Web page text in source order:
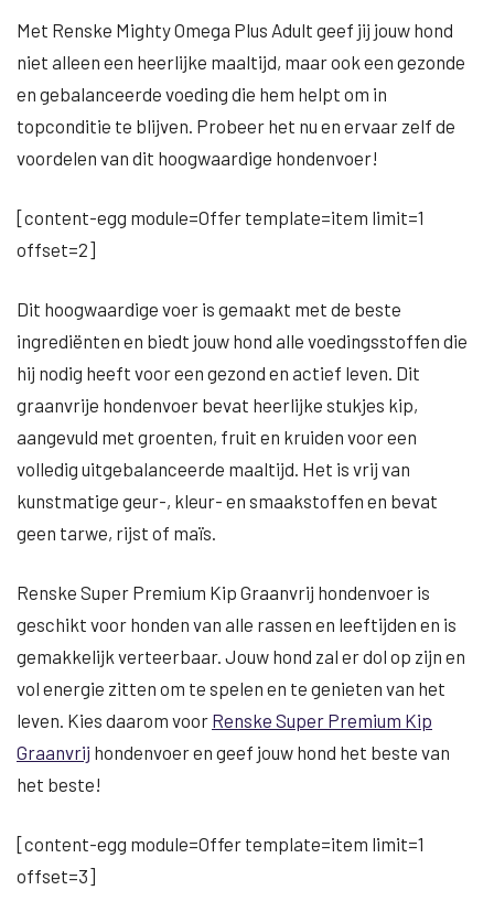
Met Renske Mighty Omega Plus Adult geef jij jouw hond
niet alleen een heerlijke maaltijd, maar ook een gezonde
en gebalanceerde voeding die hem helpt om in
topconditie te blijven. Probeer het nu en ervaar zelf de
voordelen van dit hoogwaardige hondenvoer!
[content-egg module=Offer template=item limit=1
offset=2]
Dit hoogwaardige voer is gemaakt met de beste
ingrediënten en biedt jouw hond alle voedingsstoffen die
hij nodig heeft voor een gezond en actief leven. Dit
graanvrije hondenvoer bevat heerlijke stukjes kip,
aangevuld met groenten, fruit en kruiden voor een
volledig uitgebalanceerde maaltijd. Het is vrij van
kunstmatige geur-, kleur- en smaakstoffen en bevat
geen tarwe, rijst of maïs.
Renske Super Premium Kip Graanvrij hondenvoer is
geschikt voor honden van alle rassen en leeftijden en is
gemakkelijk verteerbaar. Jouw hond zal er dol op zijn en
vol energie zitten om te spelen en te genieten van het
leven. Kies daarom voor Renske Super Premium Kip
Graanvrij hondenvoer en geef jouw hond het beste van
het beste!
[content-egg module=Offer template=item limit=1
offset=3]